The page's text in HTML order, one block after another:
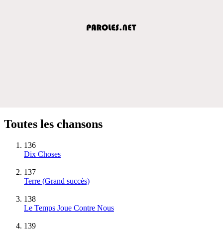
Toutes les chansons
136
Dix Choses
137
Terre (Grand succès)
138
Le Temps Joue Contre Nous
139